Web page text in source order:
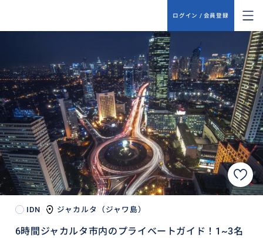
ログイン / 会員登録
IDN ジャカルタ（ジャワ島）
6時間ジャカルタ市内のプライベートガイド！1~3名